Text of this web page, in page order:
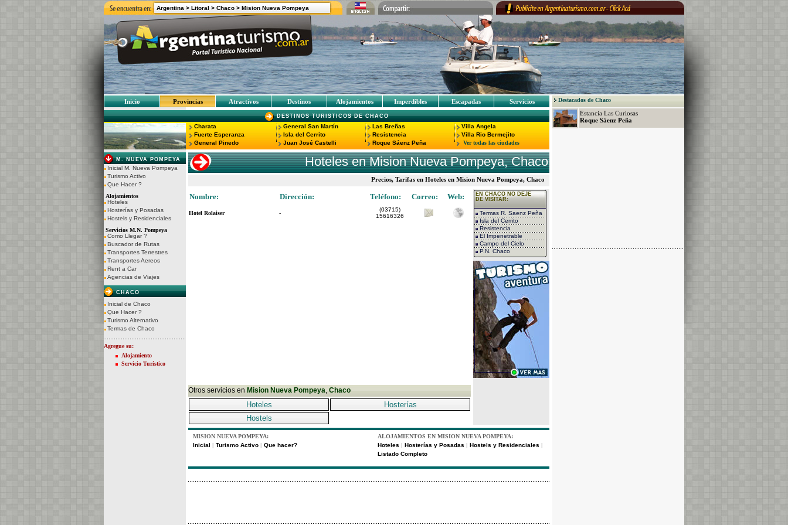
Argentina > Litoral > Chaco > Mision Nueva Pompeya
Inicio Provincias Atractivos Destinos Alojamientos Imperdibles Escapadas Servicios
DESTINOS TURISTICOS DE CHACO
Charata
Fuerte Esperanza
General Pinedo
General San Martín
Isla del Cerrito
Juan José Castelli
Las Breñas
Resistencia
Roque Sáenz Peña
Villa Angela
Villa Rio Bermejito
Ver todas las ciudades
M. NUEVA POMPEYA
Inicial M. Nueva Pompeya
Turismo Activo
Que Hacer ?
Alojamientos
Hoteles
Hosterías y Posadas
Hostels y Residenciales
Servicios M.N. Pompeya
Como Llegar ?
Buscador de Rutas
Transportes Terrestres
Transportes Aereos
Rent a Car
Agencias de Viajes
CHACO
Inicial de Chaco
Que Hacer ?
Turismo Alternativo
Termas de Chaco
Agregue su:
Alojamiento
Servicio Turístico
Hoteles en Mision Nueva Pompeya, Chaco
Precios, Tarifas en Hoteles en Mision Nueva Pompeya, Chaco
Nombre: Dirección: Teléfono: Correo: Web:
Hotel Rolaiser -
(03715)
15616326
Otros servicios en Mision Nueva Pompeya, Chaco
Hoteles
Hosterías
Hostels
EN CHACO NO DEJE
DE VISITAR:
Termas R. Saenz Peña
Isla del Cerrito
Resistencia
El Impenetrable
Campo del Cielo
P.N. Chaco
MISION NUEVA POMPEYA:
Inicial
Turismo Activo Que hacer?
ALOJAMIENTOS EN MISION NUEVA POMPEYA:
Hoteles
Hosterías y Posadas Hostels y Residenciales
Listado Completo
Destacados de Chaco
Estancia Las Curiosas
Roque Sáenz Peña